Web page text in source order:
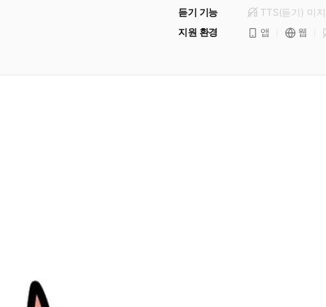
듣기 기능 TTS(듣기) 미
지원 환경
앱 웹